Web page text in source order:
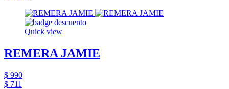
Quick view
REMERA JAMIE
$ 990
$ 711